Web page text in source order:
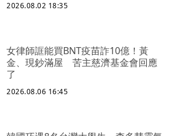
2026.08.02 18:35
女律師誆能買BNT疫苗詐10億！黃
金、現鈔滿屋 苦主慈濟基金會回應
了
2026.08.06 16:45